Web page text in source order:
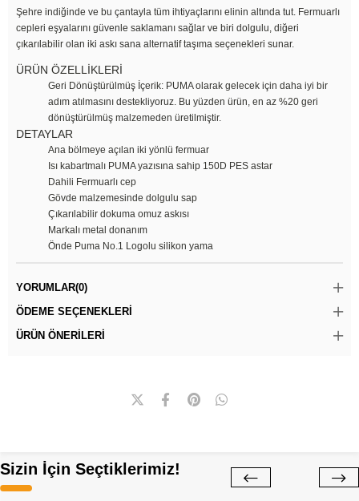
Şehre indiğinde ve bu çantayla tüm ihtiyaçlarını elinin altında tut. Fermuarlı
cepleri eşyalarını güvenle saklamanı sağlar ve biri dolgulu, diğeri
çıkarılabilir olan iki askı sana alternatif taşıma seçenekleri sunar.
ÜRÜN ÖZELLİKLERİ
Geri Dönüştürülmüş İçerik: PUMA olarak gelecek için daha iyi bir
adım atılmasını destekliyoruz. Bu yüzden ürün, en az %20 geri
dönüştürülmüş malzemeden üretilmiştir.
DETAYLAR
Ana bölmeye açılan iki yönlü fermuar
Isı kabartmalı PUMA yazısına sahip 150D PES astar
Dahili Fermuarlı cep
Gövde malzemesinde dolgulu sap
Çıkarılabilir dokuma omuz askısı
Markalı metal donanım
Önde Puma No.1 Logolu silikon yama
YORUMLAR(0)
ÖDEME SEÇENEKLERI
ÜRÜN ÖNERILERI
Sizin İçin Seçtiklerimiz!